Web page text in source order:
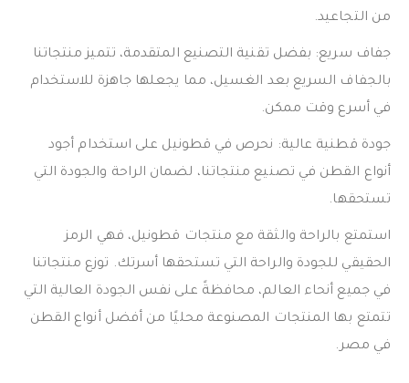
من التجاعيد.
جفاف سريع: بفضل تقنية التصنيع المتقدمة، تتميز منتجاتنا
بالجفاف السريع بعد الغسيل، مما يجعلها جاهزة للاستخدام
في أسرع وقت ممكن.
جودة قطنية عالية: نحرص في قطونيل على استخدام أجود
أنواع القطن في تصنيع منتجاتنا، لضمان الراحة والجودة التي
تستحقها.
استمتع بالراحة والثقة مع منتجات قطونيل، فهي الرمز
الحقيقي للجودة والراحة التي تستحقها أسرتك. توزع منتجاتنا
في جميع أنحاء العالم، محافظةً على نفس الجودة العالية التي
تتمتع بها المنتجات المصنوعة محليًا من أفضل أنواع القطن
في مصر.